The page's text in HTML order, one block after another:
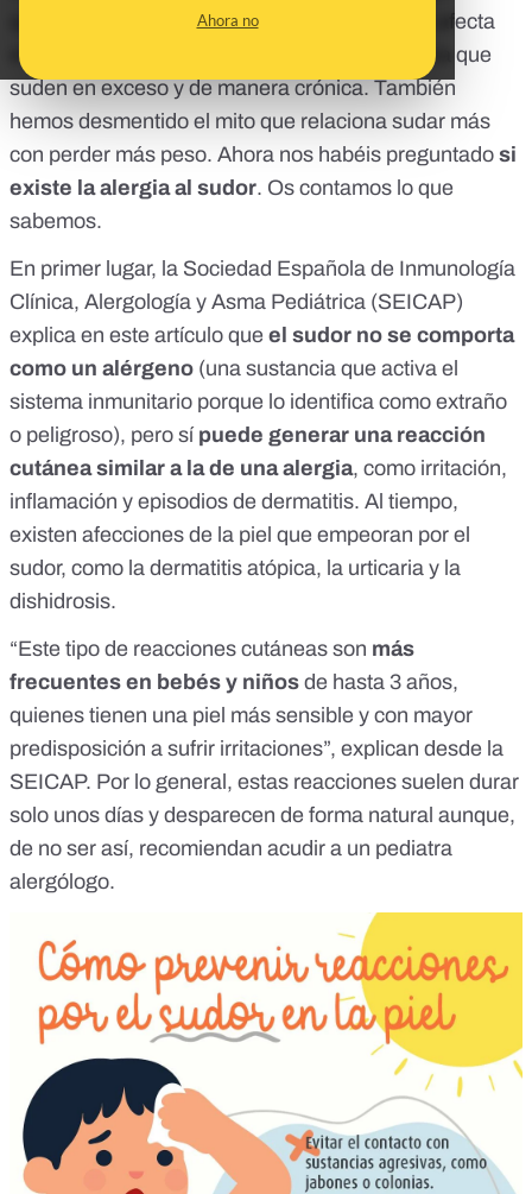
Ahora no
que sufren de hiperhidrosis
, un problema que afecta
entre al 1 y el 5% de la población y que provoca que
suden en exceso y de manera crónica. También
hemos desmentido el mito que relaciona sudar más
con perder más peso. Ahora nos habéis preguntado si
existe laalergiaal sudor. Os contamos lo que
sabemos.
En primer lugar, la Sociedad Española de Inmunología
Clínica, Alergología y Asma Pediátrica (SEICAP)
explica en este artículo que el sudor no se comporta
como un alérgeno (una sustancia que activa el
sistema inmunitario porque lo identifica como extraño
o peligroso), pero sí puede generar una reacción
cutánea similar a la de una alergia, como irritación,
inflamación y episodios de dermatitis. Al tiempo,
existen afecciones de la piel que empeoran por el
sudor, como la dermatitis atópica, la urticaria y la
dishidrosis.
“Este tipo de reacciones cutáneas son más
frecuentes en bebés y niños de hasta 3 años,
quienes tienen una piel más sensible y con mayor
predisposición a sufrir irritaciones”, explican desde la
SEICAP. Por lo general, estas reacciones suelen durar
solo unos días y desparecen de forma natural aunque,
de no ser así, recomiendan acudir a un pediatra
alergólogo.